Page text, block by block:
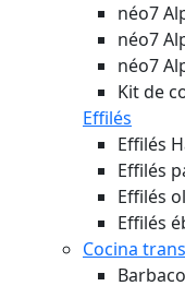
néo7
néo7
néo7
Kit de
Effilés
Effilés
Effilés
Effilés
Effilés
Cocina